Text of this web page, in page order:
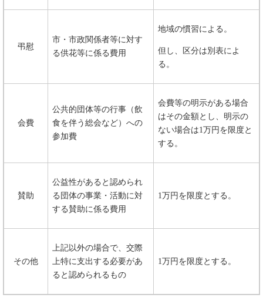
弔慰
市・市政関係者等に対す
る供花等に係る費用
地域の慣習による。
但し、区分は別表によ
る。
会費
公共的団体等の行事（飲
食を伴う総会など）への
参加費
会費等の明示がある場合
はその金額とし、明示の
ない場合は1万円を限度と
する。
賛助
公益性があると認められ
る団体の事業・活動に対
する賛助に係る費用
1万円を限度とする。
その他
上記以外の場合で、交際
上特に支出する必要があ
ると認められるもの
1万円を限度とする。